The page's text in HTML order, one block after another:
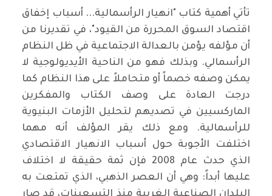
تأتي أهمية كتاب "انهيار الرأسمالية... أسباب إخفاق
اقتصاد السوق المحررة من القيود"، في تقديرنا من
أن مؤلفه يؤمن بالعدالة الاجتماعية في ظل النظام
الرأسمالي. وبذلك فهو من الناحية الأيديولوجية لا
يمكن وصفه خصماً أو متحاملاً على هذا النظام كما
درجت العادة على وصف الكتاب والمفكرين
الماركسيين في تصديهم لتحليل الأزمات البنيوية
للرأسمالية. ومع ذلك يقر المؤلف أنه مهما
اختلفت الأجوبة حول أسباب الانهيار الاقتصادي
الذي حدث عام 2008 فإن ثمة حقيقة لا اختلاف
عليها أبداً: وهي أن العصر الذهبي، الذي تمتعت به